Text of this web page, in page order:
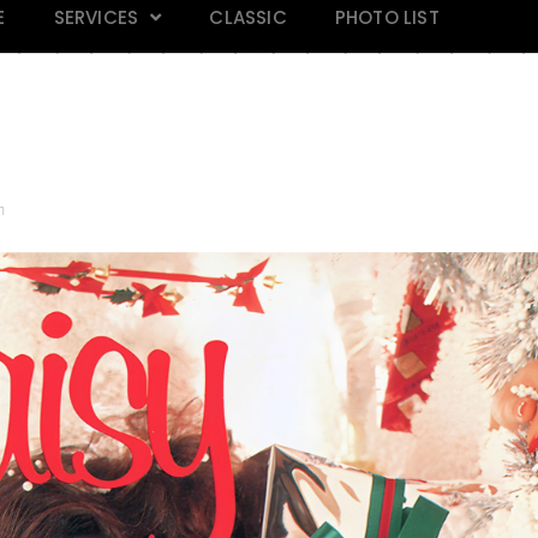
SERVICES CLASSIC PHOTO LIST
118Mars Magazine 28
Click
Praew 813
Click
IN